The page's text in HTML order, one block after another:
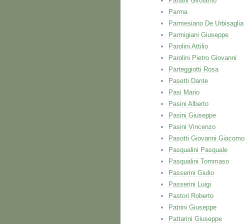
Parma
Parmesiano De Urbisaglia
Parmigiani Giuseppe
Parolini Attilio
Parolini Pietro Giovanni
Parteggiotti Rosa
Pasetti Dante
Pasi Mario
Pasini Alberto
Pasini Giuseppe
Pasini Vincenzo
Pasotti Giovanni Giacomo
Pasqualini Pasquale
Pasqualini Tommaso
Passerini Giulio
Passerini Luigi
Pastori Roberto
Patrini Giuseppe
Pattarini Giuseppe